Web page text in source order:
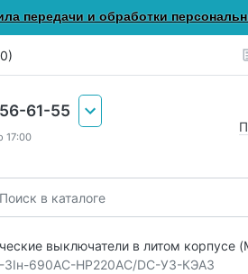
передачи и обработки
61-55
17:00
выключатели в литом корпусе
3Iн-690AC-НР220AC/DC-У3-КЭАЗ